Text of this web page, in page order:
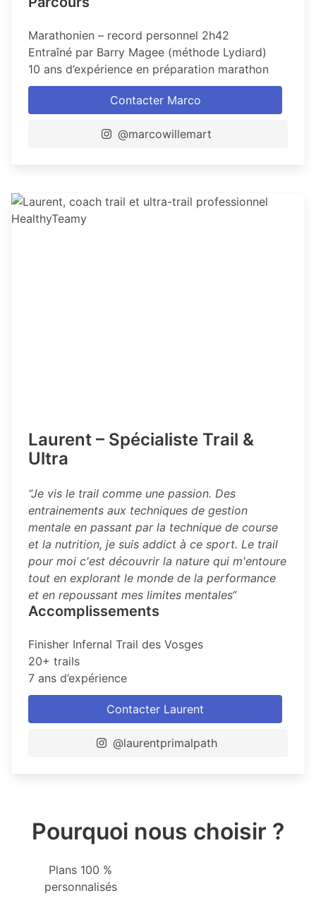
Marathonien – record personnel 2h42
Entraîné par Barry Magee (méthode Lydiard)
10 ans d’expérience en préparation marathon
Contacter Marco
@marcowillemart
Laurent – Spécialiste Trail &
Ultra
“Je vis le trail comme une passion. Des
entrainements aux techniques de gestion
mentale en passant par la technique de course
et la nutrition, je suis addict à ce sport. Le trail
pour moi c'est découvrir la nature qui m'entoure
tout en explorant le monde de la performance
et en repoussant mes limites mentales“
Accomplissements
Finisher Infernal Trail des Vosges
20+ trails
7 ans d’expérience
Contacter Laurent
@laurentprimalpath
Pourquoi nous choisir ?
Plans 100 %
personnalisés